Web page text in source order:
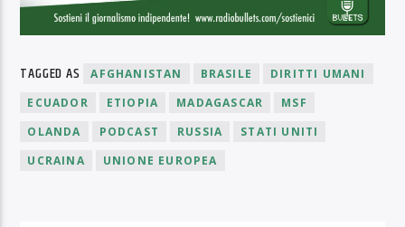
TAGGED AS AFGHANISTAN BRASILE
DIRITTI UMANI
ECUADOR
ETIOPIA MADAGASCAR
MSF
OLANDA
PODCAST RUSSIA
STATI UNITI
UCRAINA
UNIONE EUROPEA